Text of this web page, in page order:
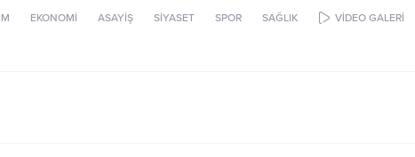
EKONOMİ ASAYİŞ SİYASET SPOR SAĞLIK VİDEO GALERİ